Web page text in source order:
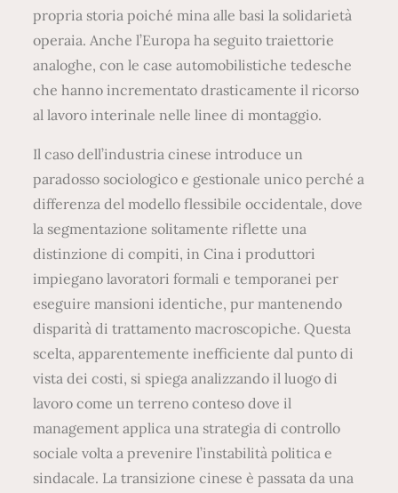
propria storia poiché mina alle basi la solidarietà
operaia. Anche l’Europa ha seguito traiettorie
analoghe, con le case automobilistiche tedesche
che hanno incrementato drasticamente il ricorso
al lavoro interinale nelle linee di montaggio.
Il caso dell’industria cinese introduce un
paradosso sociologico e gestionale unico perché a
differenza del modello flessibile occidentale, dove
la segmentazione solitamente riflette una
distinzione di compiti, in Cina i produttori
impiegano lavoratori formali e temporanei per
eseguire mansioni identiche, pur mantenendo
disparità di trattamento macroscopiche. Questa
scelta, apparentemente inefficiente dal punto di
vista dei costi, si spiega analizzando il luogo di
lavoro come un terreno conteso dove il
management applica una strategia di controllo
sociale volta a prevenire l’instabilità politica e
sindacale. La transizione cinese è passata da una